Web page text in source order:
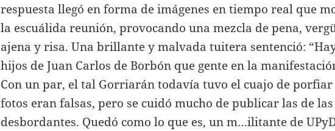
respuesta llegó en forma de imágenes en tiempo real que
la escuálida reunión, provocando una mezcla de pena,
ajena y risa. Una brillante y malvada tuitera sentenció:
hijos de Juan Carlos de Borbón que gente en la
Con un par, el tal Gorriarán todavía tuvo el cuajo de porfiar
fotos eran falsas, pero se cuidó mucho de publicar las de las
desbordantes. Quedó como lo que es, un m…ilitante de